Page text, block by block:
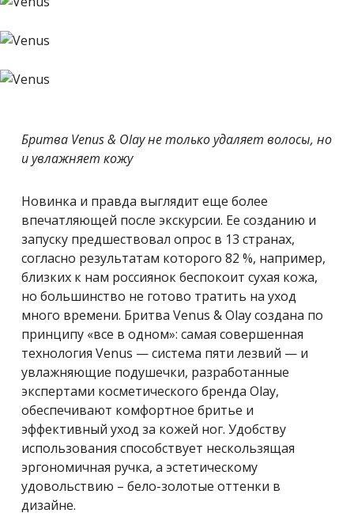
Бритва Venus & Olay не только удаляет волосы, но
и увлажняет кожу
Новинка и правда выглядит еще более
впечатляющей после экскурсии. Ее созданию и
запуску предшествовал опрос в 13 странах,
согласно результатам которого 82 %, например,
близких к нам россиянок беспокоит сухая кожа,
но большинство не готово тратить на уход
много времени. Бритва Venus & Olay создана по
принципу «все в одном»: самая совершенная
технология Venus — система пяти лезвий — и
увлажняющие подушечки, разработанные
экспертами косметического бренда Olay,
обеспечивают комфортное бритье и
эффективный уход за кожей ног. Удобству
использования способствует нескользящая
эргономичная ручка, а эстетическому
удовольствию – бело-золотые оттенки в
дизайне.